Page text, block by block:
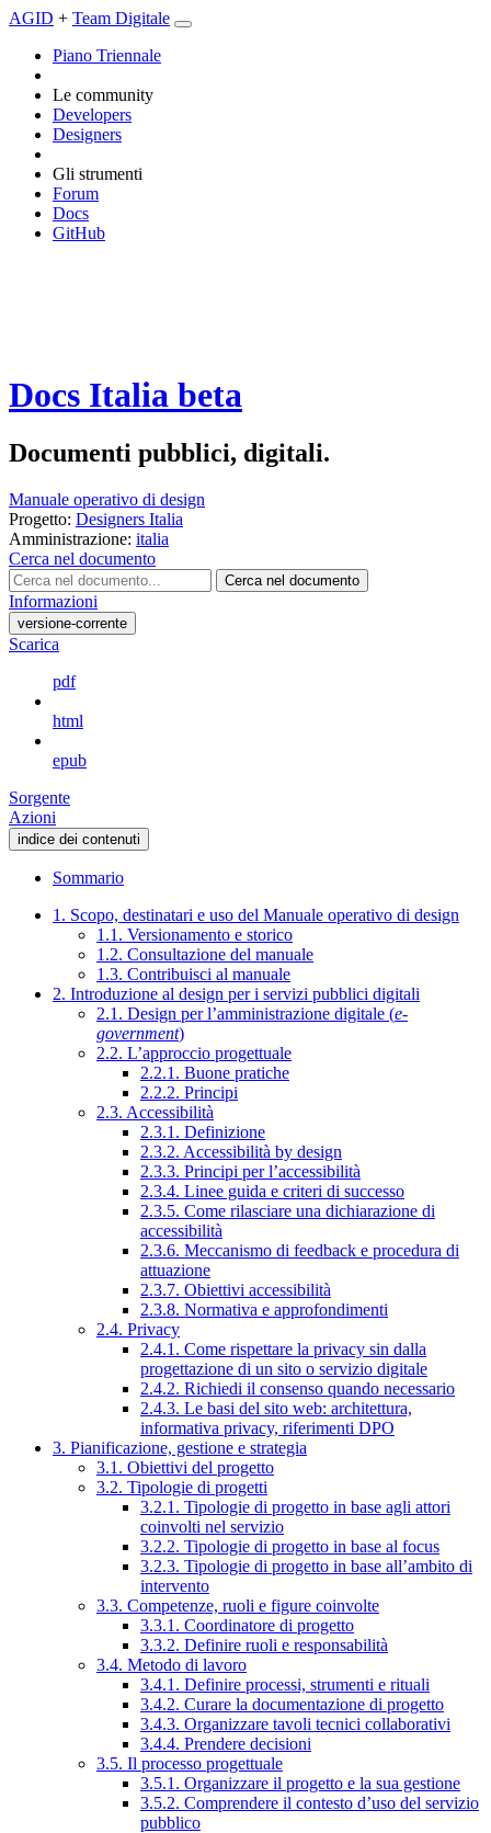
AGID + Team Digitale
Piano Triennale
Le community
Developers
Designers
Gli strumenti
Forum
Docs
GitHub
Docs Italia beta
Documenti pubblici, digitali.
Manuale operativo di design
Progetto: Designers Italia
Amministrazione: italia
Cerca nel documento
Cerca nel documento
Informazioni
versione-corrente
Scarica
pdf
html
epub
Sorgente
Azioni
indice dei contenuti
Sommario
1. Scopo, destinatari e uso del Manuale operativo di design
1.1. Versionamento e storico
1.2. Consultazione del manuale
1.3. Contribuisci al manuale
2. Introduzione al design per i servizi pubblici digitali
2.1. Design per l’amministrazione digitale (e-
government)
2.2. L’approccio progettuale
2.2.1. Buone pratiche
2.2.2. Principi
2.3. Accessibilità
2.3.1. Definizione
2.3.2. Accessibilità by design
2.3.3. Principi per l’accessibilità
2.3.4. Linee guida e criteri di successo
2.3.5. Come rilasciare una dichiarazione di
accessibilità
2.3.6. Meccanismo di feedback e procedura di
attuazione
2.3.7. Obiettivi accessibilità
2.3.8. Normativa e approfondimenti
2.4. Privacy
2.4.1. Come rispettare la privacy sin dalla
progettazione di un sito o servizio digitale
2.4.2. Richiedi il consenso quando necessario
2.4.3. Le basi del sito web: architettura,
informativa privacy, riferimenti DPO
3. Pianificazione, gestione e strategia
3.1. Obiettivi del progetto
3.2. Tipologie di progetti
3.2.1. Tipologie di progetto in base agli attori
coinvolti nel servizio
3.2.2. Tipologie di progetto in base al focus
3.2.3. Tipologie di progetto in base all’ambito di
intervento
3.3. Competenze, ruoli e figure coinvolte
3.3.1. Coordinatore di progetto
3.3.2. Definire ruoli e responsabilità
3.4. Metodo di lavoro
3.4.1. Definire processi, strumenti e rituali
3.4.2. Curare la documentazione di progetto
3.4.3. Organizzare tavoli tecnici collaborativi
3.4.4. Prendere decisioni
3.5. Il processo progettuale
3.5.1. Organizzare il progetto e la sua gestione
3.5.2. Comprendere il contesto d’uso del servizio
pubblico